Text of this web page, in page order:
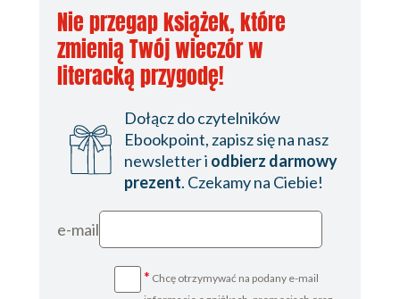
Nie przegap książek, które
zmienią Twój wieczór w
literacką przygodę!
Dołącz do czytelników
Ebookpoint, zapisz się na nasz
newsletter i odbierz darmowy
prezent. Czekamy na Ciebie!
e-mail
* Chcę otrzymywać na podany e-mail